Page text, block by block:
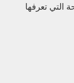
التي تعرفها